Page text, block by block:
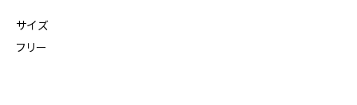
サイズ
フリー